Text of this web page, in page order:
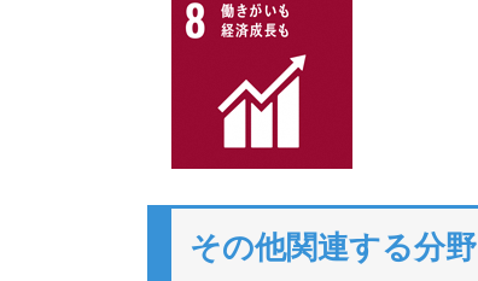
その他関連する分野